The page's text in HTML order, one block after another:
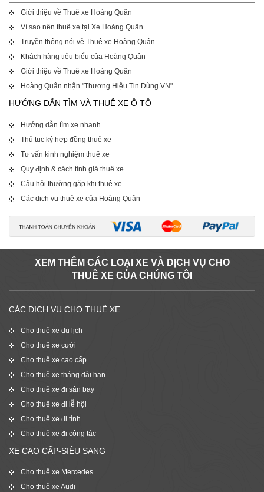
Giới thiệu về Thuê xe Hoàng Quân
Vì sao nên thuê xe tại Xe Hoàng Quân
Truyền thông nói về Thuê xe Hoàng Quân
Khách hàng tiêu biểu của Hoàng Quân
Giới thiệu về Thuê xe Hoàng Quân
Hoàng Quân nhận "Thương Hiệu Tin Dùng VN"
HƯỚNG DẪN TÌM VÀ THUÊ XE Ô TÔ
Hướng dẫn tìm xe nhanh
Thủ tục ký hợp đồng thuê xe
Tư vấn kinh nghiệm thuê xe
Quy định & cách tính giá thuê xe
Câu hỏi thường gặp khi thuê xe
Các dịch vụ thuê xe của Hoàng Quân
XEM THÊM CÁC LOẠI XE VÀ DỊCH VỤ CHO
THUÊ XE CỦA CHÚNG TÔI
CÁC DỊCH VỤ CHO THUÊ XE
Cho thuê xe du lịch
Cho thuê xe cưới
Cho thuê xe cao cấp
Cho thuê xe tháng dài hạn
Cho thuê xe đi sân bay
Cho thuê xe đi lễ hội
Cho thuê xe đi tỉnh
Cho thuê xe đi công tác
XE CAO CẤP-SIÊU SANG
Cho thuê xe Mercedes
Cho thuê xe Audi